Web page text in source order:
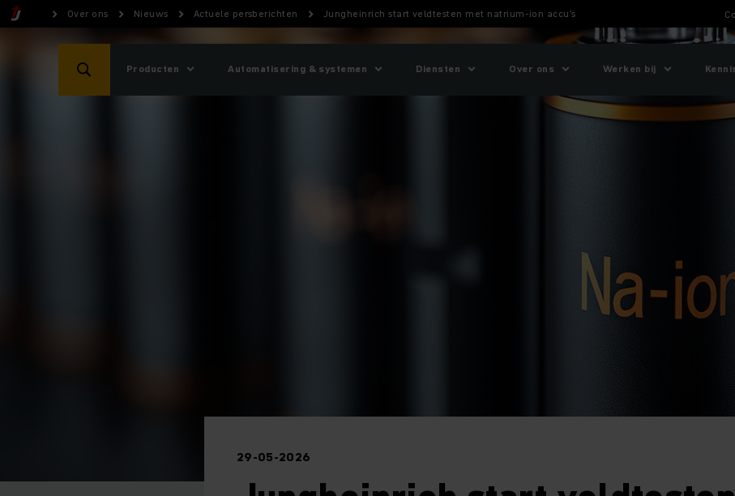
Over ons Nieuws Actuele persberichten Jungheinrich start veldtesten met natrium-ion accu’s
Producten Automatisering & systemen Diensten Over ons Werken bij
29-05-2026